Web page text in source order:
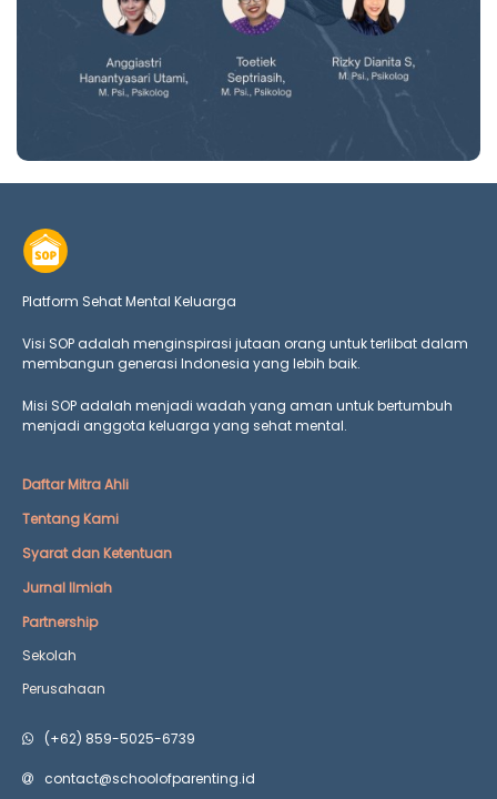
Platform Sehat Mental Keluarga
Visi SOP adalah menginspirasi jutaan orang untuk terlibat dalam
membangun generasi Indonesia yang lebih baik.
Misi SOP adalah menjadi wadah yang aman untuk bertumbuh
menjadi anggota keluarga yang sehat mental.
Daftar Mitra Ahli
Tentang Kami
Syarat dan Ketentuan
Jurnal Ilmiah
Partnership
Sekolah
Perusahaan
(+62) 859-5025-6739
contact@schoolofparenting.id